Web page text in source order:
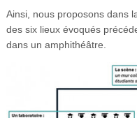
Ainsi, nous proposons dans
des six lieux évoqués
dans un amphithéâtre.